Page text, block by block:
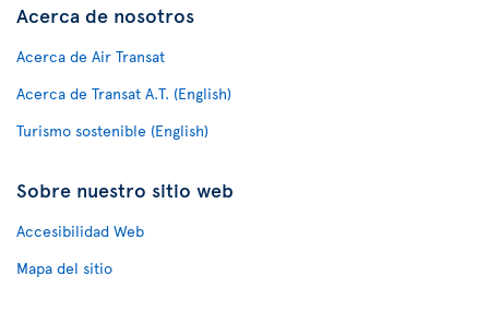
Acerca de nosotros
Acerca de Air Transat
Acerca de Transat A.T. (English)
Turismo sostenible (English)
Sobre nuestro sitio web
Accesibilidad Web
Mapa del sitio